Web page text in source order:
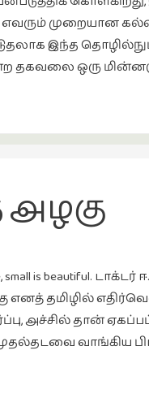
முறையான
கூடுதலாக இந்த
தகவலை ஒரு
அழகு
small is beautiful.
தமிழில்
அச்சில் தான் ஏகப்பட்ட
வாங்கிய